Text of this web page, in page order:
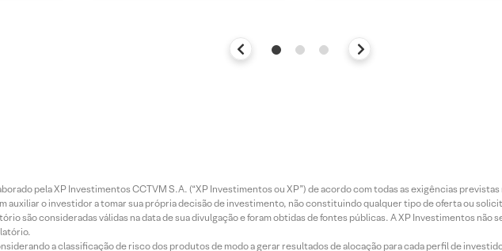
pela XP Investimentos CCTVM S.A. (“XP Investimentos ou XP”) de acordo com todas as exigências
auxiliar o investidor a tomar sua própria decisão de investimento, não constituindo qualquer tipo de oferta ou
são consideradas válidas na data de sua divulgação e foram obtidas de fontes públicas. A XP Investimentos não
a classificação de risco dos produtos de modo a gerar resultados de alocação para cada perfil de